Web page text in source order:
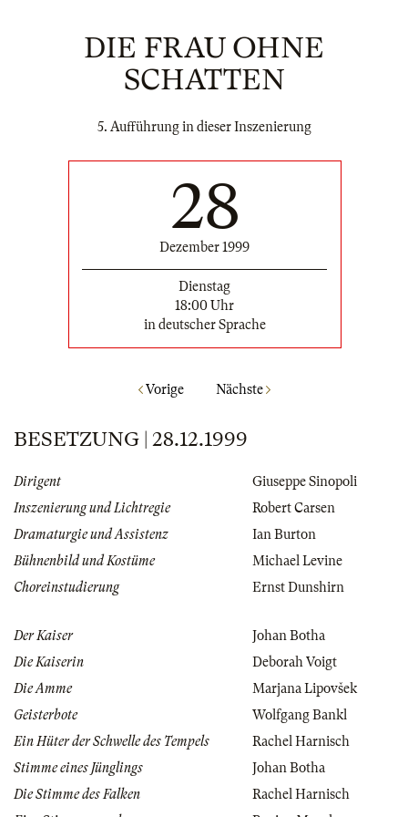
DIE FRAU OHNE
SCHATTEN
5. Aufführung in dieser Inszenierung
28
Dezember 1999
Dienstag
18:00 Uhr
in deutscher Sprache
Vorige Nächste
BESETZUNG | 28.12.1999
Dirigent
Giuseppe Sinopoli
Inszenierung und Lichtregie
Robert Carsen
Dramaturgie und Assistenz
Ian Burton
Bühnenbild und Kostüme
Michael Levine
Choreinstudierung
Ernst Dunshirn
Der Kaiser
Johan Botha
Die Kaiserin
Deborah Voigt
Die Amme
Marjana Lipovšek
Geisterbote
Wolfgang Bankl
Ein Hüter der Schwelle des Tempels
Rachel Harnisch
Stimme eines Jünglings
Johan Botha
Die Stimme des Falken
Rachel Harnisch